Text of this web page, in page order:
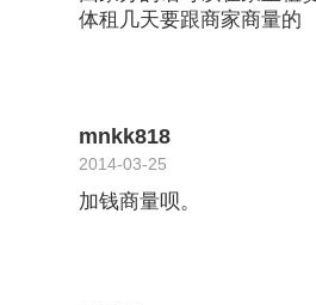
体租几天要跟商家商量的
mnkk818
2014-03-25
加钱商量呗。